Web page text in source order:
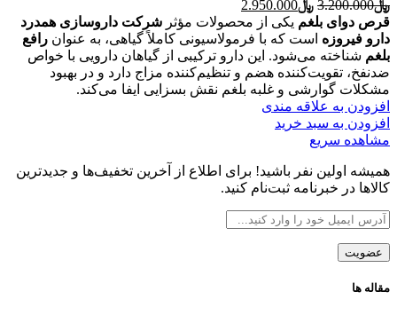
﷼3.200.000 قیمت
اصلی
﷼3.200.000
بود.
﷼2.950.000
فعلی
﷼2.950.000
است.
قرص دوای بلغم یکی از محصولات مؤثر شرکت داروسازی همدرد
دارو فیروزه است که با فرمولاسیونی کاملاً گیاهی، به عنوان رافع
بلغم شناخته می‌شود. این دارو ترکیبی از گیاهان دارویی با خواص
ضدنفخ، تقویت‌کننده هضم و تنظیم‌کننده مزاج دارد و در بهبود
مشکلات گوارشی و غلبه بلغم نقش بسزایی ایفا می‌کند.
افزودن به علاقه مندی
افزودن به سبد خرید
مشاهده سریع
همیشه اولین نفر باشید! برای اطلاع از آخرین تخفیف‌ها و جدیدترین
کالاها در خبرنامه ثبت‌نام کنید.
مقاله ها